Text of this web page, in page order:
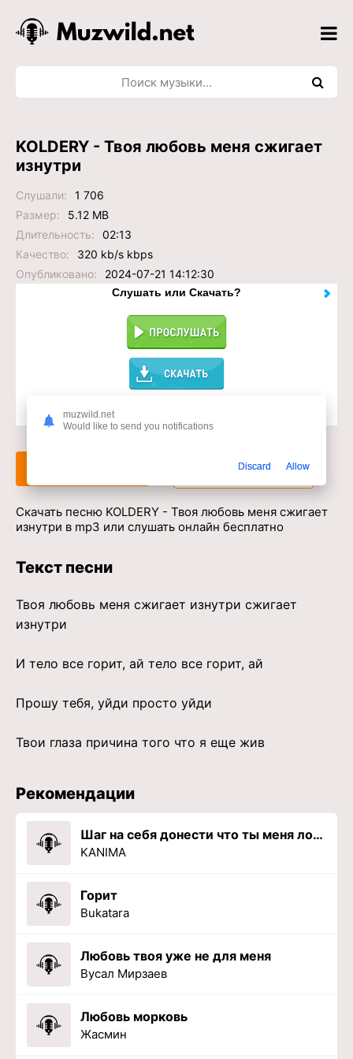
KOLDERY - Твоя любовь меня сжигает
изнутри
Слушали:
1 706
Размер:
5.12 MB
Длительность:
02:13
Качество:
320 kb/s kbps
Опубликовано:
2024-07-21 14:12:30
Слушать или Скачать?
Доступ к музыкальному сервису
Скачать
Скачать песню KOLDERY - Твоя любовь меня сжигает
изнутри в mp3 или слушать онлайн бесплатно
Текст песни
Твоя любовь меня сжигает изнутри сжигает
изнутри
И тело все горит, ай тело все горит, ай
Прошу тебя, уйди просто уйди
Твои глаза причина того что я еще жив
Рекомендации
Шаг на себя донести что ты меня ломаешь изнутри
KANIMA
Горит
Bukatara
Любовь твоя уже не для меня
Вусал Мирзаев
Любовь морковь
Жасмин
muzwild.net
Would like to send you notifications
Discard Allow